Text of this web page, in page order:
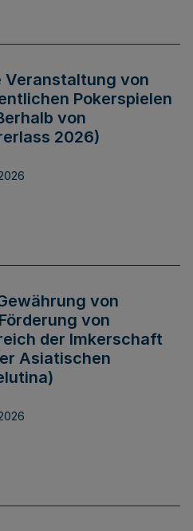
Veranstaltung von
Pokerspielen
von
2026)
von
von
der Imkerschaft
Asiatischen